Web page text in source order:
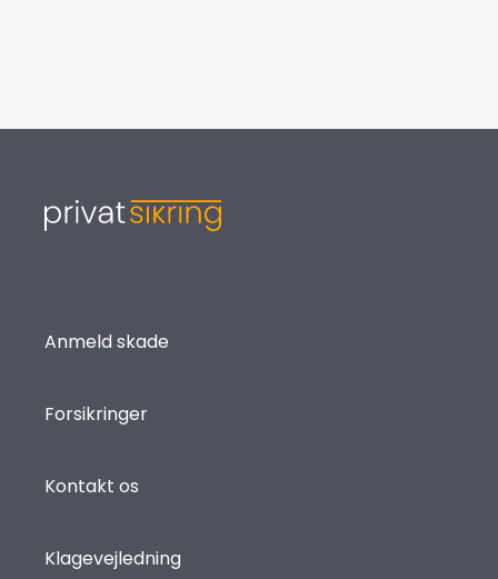
Anmeld skade
Forsikringer
Kontakt os
Klagevejledning